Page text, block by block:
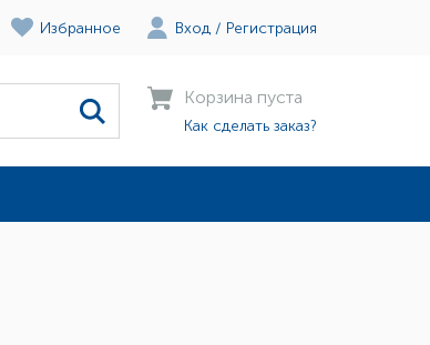
Избранное Вход / Регистрация
Корзина пуста
Как сделать заказ?